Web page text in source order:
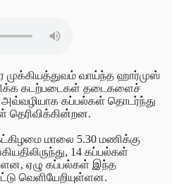
முக்கியத்துவம் வாய்ந்த ஹார்முஸ்
கடற்படைகள் தடைகளைச்
அவ்வழியாக கப்பல்கள் தொடர்ந்து
தெரிவிக்கின்றன.
மாலை 5.30 மணிக்கு
14 கப்பல்கள்
ஏழு கப்பல்கள் இந்த
வெளியேறியுள்ளன.